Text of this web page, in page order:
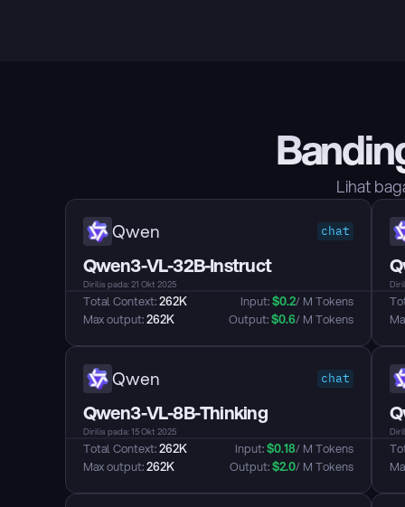
Lihat
Qwen chat
Qwen3-VL-32B-Instruct
Dirilis pada: 21 Okt 2025
Total Context: 262K
Max output: 262K
Input: $0.2/ M Tokens
Output: $0.6/ M Tokens
Qwen chat
Qwen3-VL-8B-Thinking
Dirilis pada: 15 Okt 2025
Total Context: 262K
Max output: 262K
Input: $0.18/ M Tokens
Output: $2.0/ M Tokens